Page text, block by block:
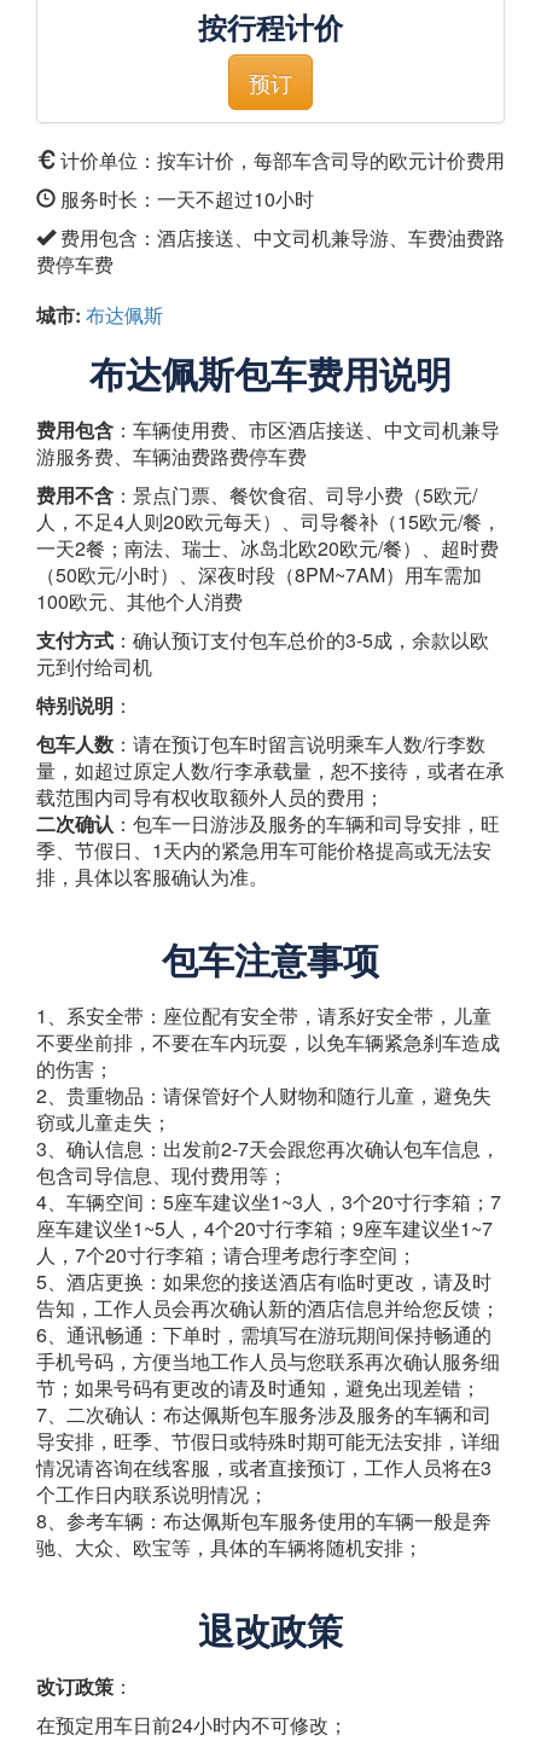
按行程计价
预订
计价单位：按车计价，每部车含司导的欧元计价费用
服务时长：一天不超过10小时
费用包含：酒店接送、中文司机兼导游、车费油费路
费停车费
城市: 布达佩斯
布达佩斯包车费用说明
费用包含 ：车辆使用费、市区酒店接送、中文司机兼导
游服务费、车辆油费路费停车费
费用不含 ：景点门票、餐饮食宿、司导小费（5欧元/
人，不足4人则20欧元每天）、司导餐补（15欧元/餐，
一天2餐；南法、瑞士、冰岛北欧20欧元/餐）、超时费
（50欧元/小时）、深夜时段（8PM~7AM）用车需加
100欧元、其他个人消费
支付方式 ：确认预订支付包车总价的3-5成，余款以欧
元到付给司机
特别说明 ：
包车人数 ：请在预订包车时留言说明乘车人数/行李数
量，如超过原定人数/行李承载量，恕不接待，或者在承
载范围内司导有权收取额外人员的费用；
二次确认 ：包车一日游涉及服务的车辆和司导安排，旺
季、节假日、1天内的紧急用车可能价格提高或无法安
排，具体以客服确认为准。
包车注意事项
1、系安全带：座位配有安全带，请系好安全带，儿童
不要坐前排，不要在车内玩耍，以免车辆紧急刹车造成
的伤害；
2、贵重物品：请保管好个人财物和随行儿童，避免失
窃或儿童走失；
3、确认信息：出发前2-7天会跟您再次确认包车信息，
包含司导信息、现付费用等；
4、车辆空间：5座车建议坐1~3人，3个20寸行李箱；7
座车建议坐1~5人，4个20寸行李箱；9座车建议坐1~7
人，7个20寸行李箱；请合理考虑行李空间；
5、酒店更换：如果您的接送酒店有临时更改，请及时
告知，工作人员会再次确认新的酒店信息并给您反馈；
6、通讯畅通：下单时，需填写在游玩期间保持畅通的
手机号码，方便当地工作人员与您联系再次确认服务细
节；如果号码有更改的请及时通知，避免出现差错；
7、二次确认：布达佩斯包车服务涉及服务的车辆和司
导安排，旺季、节假日或特殊时期可能无法安排，详细
情况请咨询在线客服，或者直接预订，工作人员将在3
个工作日内联系说明情况；
8、参考车辆：布达佩斯包车服务使用的车辆一般是奔
驰、大众、欧宝等，具体的车辆将随机安排；
退改政策
改订政策 ：
在预定用车日前24小时内不可修改；